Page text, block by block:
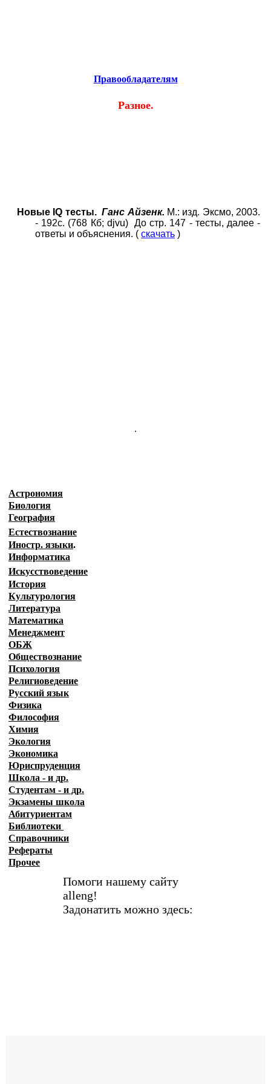
Правообладателям
Разное.
Новые IQ тесты.Ганс Айзенк. М.: изд. Эксмо, 2003.
- 192с. (768 Кб; djvu) До стр. 147 - тесты, далее -
ответы и объяснения. ( скачать )
.
Астрономия
Биология
География
Естествознание
Иностр. языки.
Информатика
Искусствоведение
История
Культурология
Литература
Математика
Менеджмент
ОБЖ
Обществознание
Психология
Религиоведение
Русский язык
Физика
Философия
Химия
Экология
Экономика
Юриспруденция
Школа - и др.
Студентам - и др.
Экзамены школа
Абитуриентам
Библиотеки
Справочники
Рефераты
Прочее
Помоги нашему сайту
alleng!
Задонатить можно здесь: